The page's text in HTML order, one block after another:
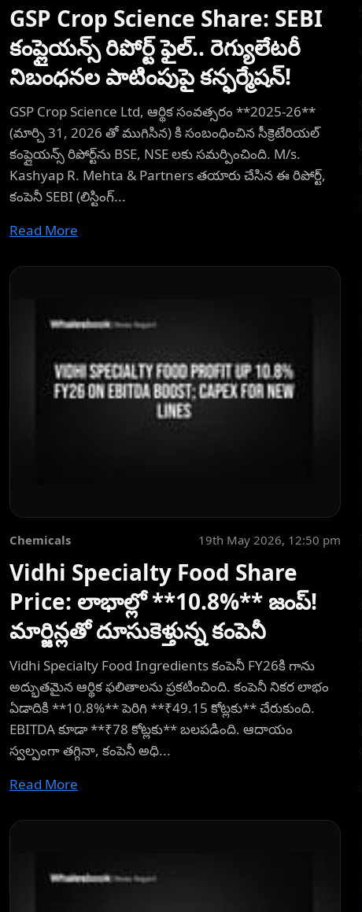
GSP Crop Science Share: SEBI
కంప్లైయన్స్ రిపోర్ట్ ఫైల్.. రెగ్యులేటరీ
నిబంధనల పాటింపుపై కన్ఫర్మేషన్!
GSP Crop Science Ltd, ఆర్థిక సంవత్సరం **2025-26**
(మార్చి 31, 2026 తో ముగిసిన) కి సంబంధించిన సీక్రెటేరియల్
కంప్లైయన్స్ రిపోర్ట్‌ను BSE, NSE లకు సమర్పించింది. M/s.
Kashyap R. Mehta & Partners తయారు చేసిన ఈ రిపోర్ట్,
కంపెనీ SEBI (లిస్టింగ్...
Read More
Chemicals 19th May 2026, 12:50 pm
Vidhi Specialty Food Share
Price: లాభాల్లో **10.8%** జంప్!
మార్జిన్లతో దూసుకెళ్తున్న కంపెనీ
Vidhi Specialty Food Ingredients కంపెనీ FY26కి గాను
అద్భుతమైన ఆర్థిక ఫలితాలను ప్రకటించింది. కంపెనీ నికర లాభం
ఏడాదికి **10.8%** పెరిగి **₹49.15 కోట్లకు** చేరుకుంది.
EBITDA కూడా **₹78 కోట్లకు** బలపడింది. ఆదాయం
స్వల్పంగా తగ్గినా, కంపెనీ అధి...
Read More